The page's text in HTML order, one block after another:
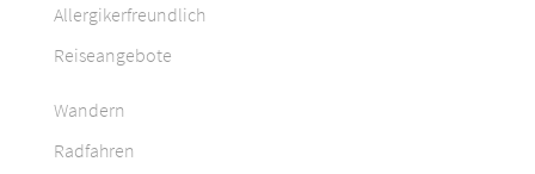
Allergikerfreundlich
Reiseangebote
Wandern
Radfahren